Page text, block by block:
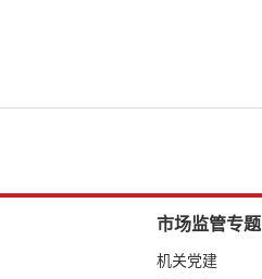
市场监管专题
机关党建